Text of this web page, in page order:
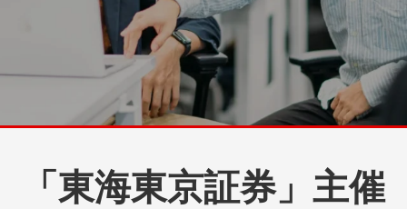
「東海東京証券」主催